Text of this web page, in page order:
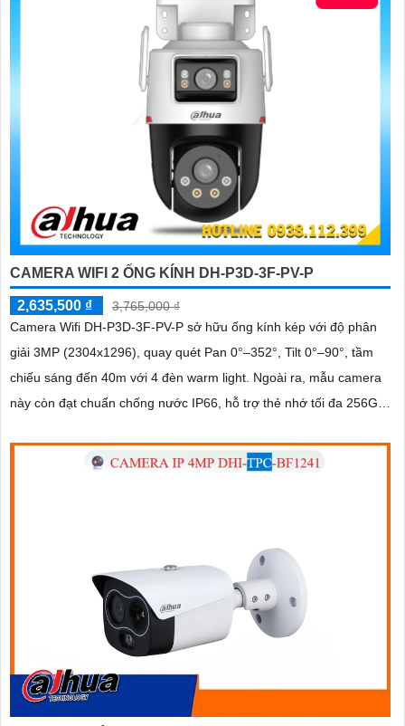
CAMERA WIFI 2 ỐNG KÍNH DH-P3D-3F-PV-P
2,635,500 ₫
3,765,000 ₫
Camera Wifi DH-P3D-3F-PV-P sở hữu ống kính kép với độ phân
giải 3MP (2304x1296), quay quét Pan 0°–352°, Tilt 0°–90°, tầm
chiếu sáng đến 40m với 4 đèn warm light. Ngoài ra, mẫu camera
này còn đạt chuẩn chống nước IP66, hỗ trợ thẻ nhớ tối đa 256GB,